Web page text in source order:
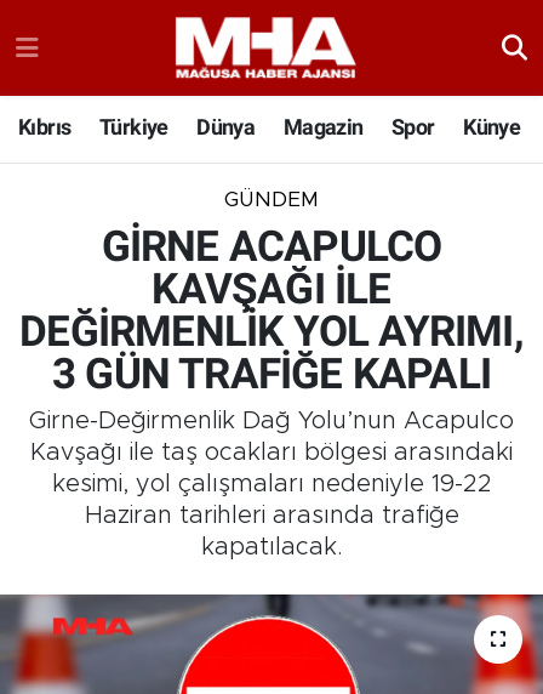
Kıbrıs Türkiye Dünya Magazin Spor Künye
GÜNDEM
GİRNE ACAPULCO
KAVŞAĞI İLE
DEĞİRMENLİK YOL AYRIMI,
3 GÜN TRAFİĞE KAPALI
Girne-Değirmenlik Dağ Yolu’nun Acapulco
Kavşağı ile taş ocakları bölgesi arasındaki
kesimi, yol çalışmaları nedeniyle 19-22
Haziran tarihleri arasında trafiğe
kapatılacak.